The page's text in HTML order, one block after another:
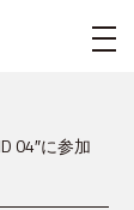
04″に参加